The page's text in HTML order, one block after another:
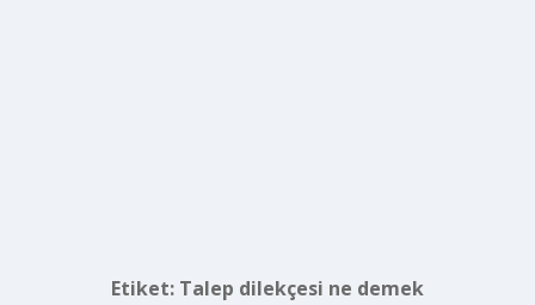
Etiket: Talep dilekçesi ne demek